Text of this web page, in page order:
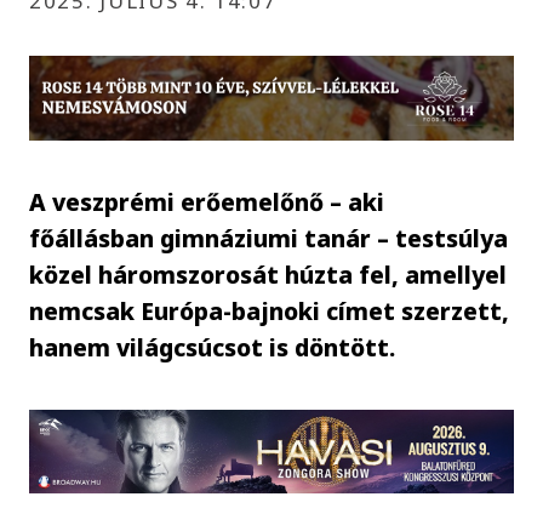
A veszprémi erőemelőnő – aki
főállásban gimnáziumi tanár – testsúlya
közel háromszorosát húzta fel, amellyel
nemcsak Európa-bajnoki címet szerzett,
hanem világcsúcsot is döntött.